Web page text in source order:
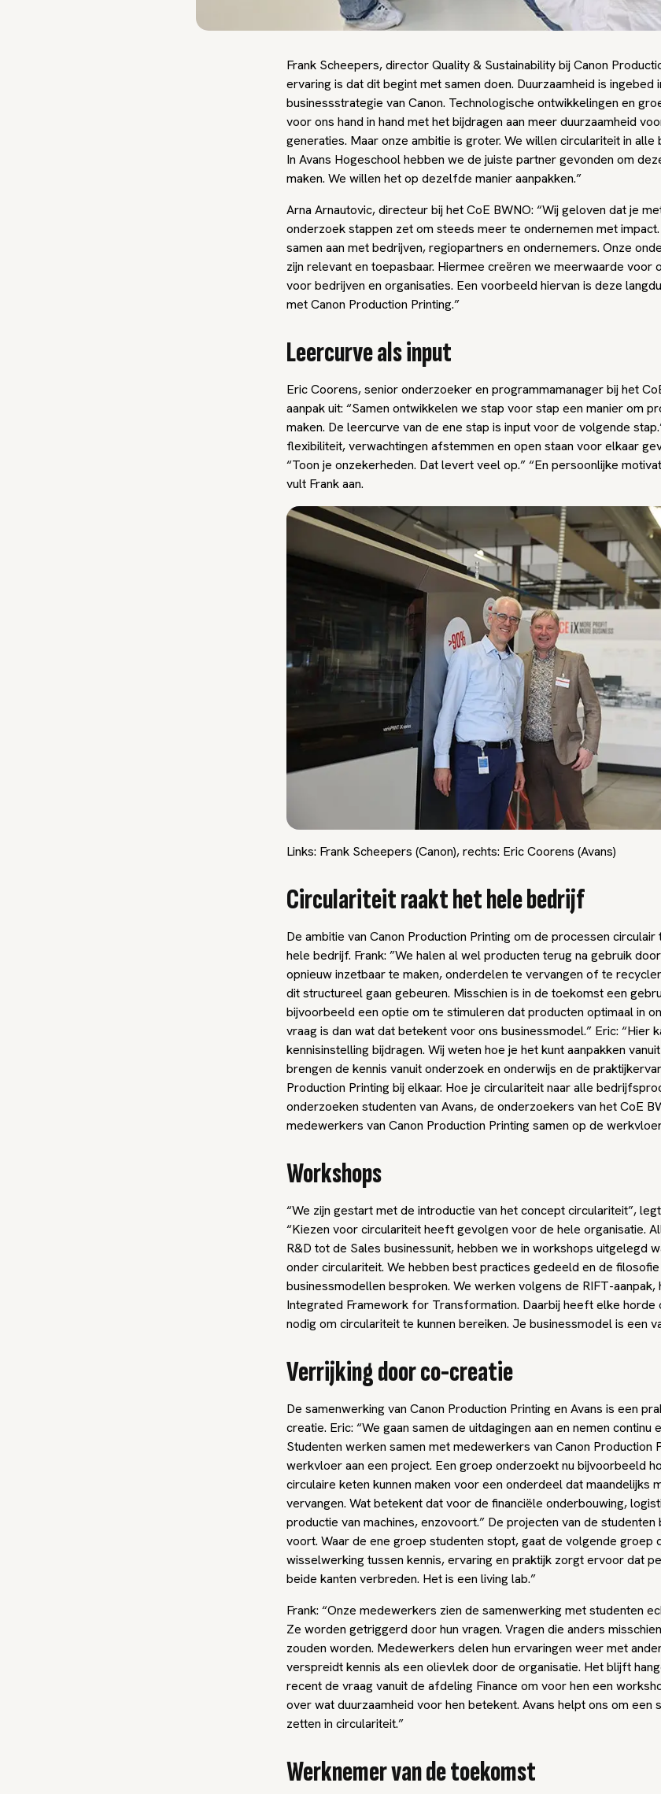
Frank Scheepers, director Quality & Sustainability bij Canon
ervaring is dat dit begint met samen doen. Duurzaamheid is ingebed
businessstrategie van Canon. Technologische ontwikkelingen en
voor ons hand in hand met het bijdragen aan meer duurzaamheid
generaties. Maar onze ambitie is groter. We willen circulariteit in
In Avans Hogeschool hebben we de juiste partner gevonden om
maken. We willen het op dezelfde manier aanpakken.”
Arna Arnautovic, directeur bij het CoE BWNO: “Wij geloven dat je
onderzoek stappen zet om steeds meer te ondernemen met
samen aan met bedrijven, regiopartners en ondernemers. Onze
zijn relevant en toepasbaar. Hiermee creëren we meerwaarde voor
voor bedrijven en organisaties. Een voorbeeld hiervan is deze
met Canon Production Printing.”
Leercurve als input
Eric Coorens, senior onderzoeker en programmamanager bij het
aanpak uit: “Samen ontwikkelen we stap voor stap een manier om
maken. De leercurve van de ene stap is input voor de volgende
flexibiliteit, verwachtingen afstemmen en open staan voor elkaar
“Toon je onzekerheden. Dat levert veel op.” “En persoonlijke
vult Frank aan.
Links: Frank Scheepers (Canon), rechts: Eric Coorens (Avans)
Circulariteit raakt het hele bedrijf
De ambitie van Canon Production Printing om de processen circulair
hele bedrijf. Frank: ”We halen al wel producten terug na gebruik
opnieuw inzetbaar te maken, onderdelen te vervangen of te
dit structureel gaan gebeuren. Misschien is in de toekomst een
bijvoorbeeld een optie om te stimuleren dat producten optimaal in
vraag is dan wat dat betekent voor ons businessmodel.” Eric: “Hier
kennisinstelling bijdragen. Wij weten hoe je het kunt aanpakken
brengen de kennis vanuit onderzoek en onderwijs en de
Production Printing bij elkaar. Hoe je circulariteit naar alle
onderzoeken studenten van Avans, de onderzoekers van het CoE
medewerkers van Canon Production Printing samen op de
Workshops
“We zijn gestart met de introductie van het concept circulariteit”,
“Kiezen voor circulariteit heeft gevolgen voor de hele organisatie.
R&D tot de Sales businessunit, hebben we in workshops uitgelegd
onder circulariteit. We hebben best practices gedeeld en de
businessmodellen besproken. We werken volgens de RIFT-aanpak,
Integrated Framework for Transformation. Daarbij heeft elke horde
nodig om circulariteit te kunnen bereiken. Je businessmodel is een
Verrijking door co-creatie
De samenwerking van Canon Production Printing en Avans is een
creatie. Eric: “We gaan samen de uitdagingen aan en nemen continu
Studenten werken samen met medewerkers van Canon Production
werkvloer aan een project. Een groep onderzoekt nu bijvoorbeeld
circulaire keten kunnen maken voor een onderdeel dat maandelijks
vervangen. Wat betekent dat voor de financiële onderbouwing,
productie van machines, enzovoort.” De projecten van de
voort. Waar de ene groep studenten stopt, gaat de volgende groep
wisselwerking tussen kennis, ervaring en praktijk zorgt ervoor dat
beide kanten verbreden. Het is een living lab.”
Frank: “Onze medewerkers zien de samenwerking met studenten
Ze worden getriggerd door hun vragen. Vragen die anders
zouden worden. Medewerkers delen hun ervaringen weer met
verspreidt kennis als een olievlek door de organisatie. Het blijft
recent de vraag vanuit de afdeling Finance om voor hen een
over wat duurzaamheid voor hen betekent. Avans helpt ons om een
zetten in circulariteit.”
Werknemer van de toekomst